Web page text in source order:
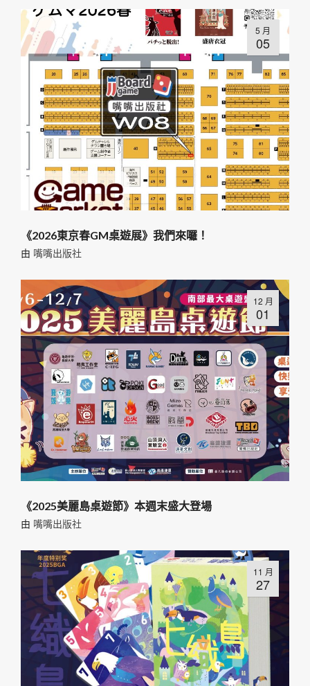
5 月
05
《2026東京春GM桌遊展》我們來囉！
由 嘴嘴出版社
12 月
01
《2025美麗島桌遊節》本週末盛大登場
由 嘴嘴出版社
11 月
27